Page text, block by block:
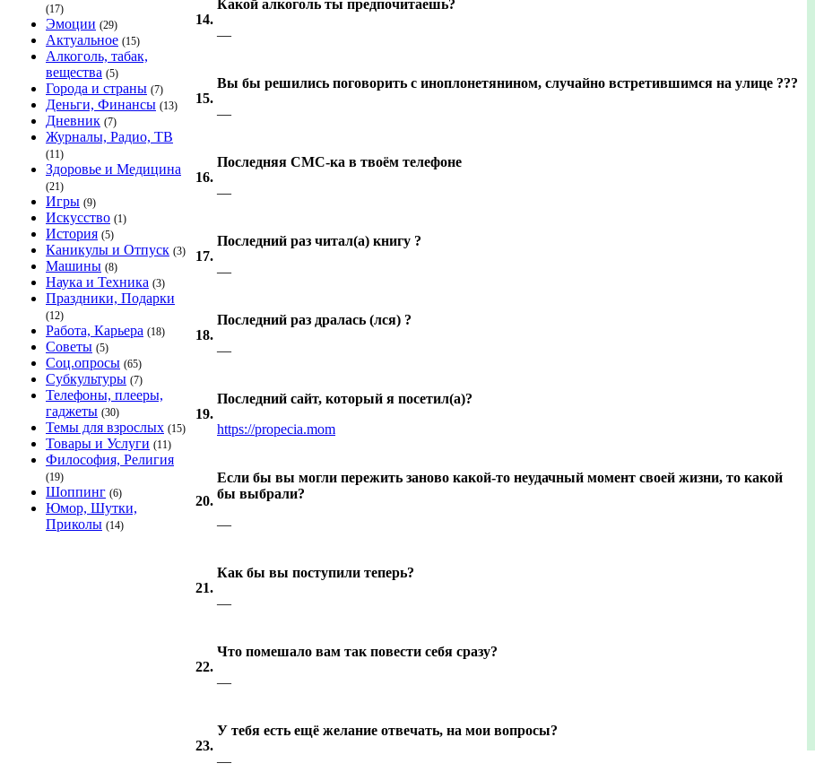
(17)
Эмоции (29)
Актуальное (15)
Алкоголь, табак,
вещества (5)
Города и страны (7)
Деньги, Финансы (13)
Дневник (7)
Журналы, Радио, ТВ
(11)
Здоровье и Медицина
(21)
Игры (9)
Искусство (1)
История (5)
Каникулы и Отпуск (3)
Машины (8)
Наука и Техника (3)
Праздники, Подарки
(12)
Работа, Карьера (18)
Советы (5)
Соц.опросы (65)
Субкультуры (7)
Телефоны, плееры,
гаджеты (30)
Темы для взрослых (15)
Товары и Услуги (11)
Философия, Религия
(19)
Шоппинг (6)
Юмор, Шутки,
Приколы (14)
14.
Какой алкоголь ты предпочитаешь?
—
15.
Вы бы решились поговорить с иноплонетянином, случайно встретившимся на улице ???
—
16.
Последняя СМС-ка в твоём телефоне
—
17.
Последний раз читал(а) книгу ?
—
18.
Последний раз дралась (лся) ?
—
19.
Последний сайт, который я посетил(а)?
https://propecia.mom
20.
Если бы вы могли пережить заново какой-то неудачный момент своей жизни, то какой
бы выбрали?
—
21.
Как бы вы поступили теперь?
—
22.
Что помешало вам так повести себя сразу?
—
23.
У тебя есть ещё желание отвечать, на мои вопросы?
—